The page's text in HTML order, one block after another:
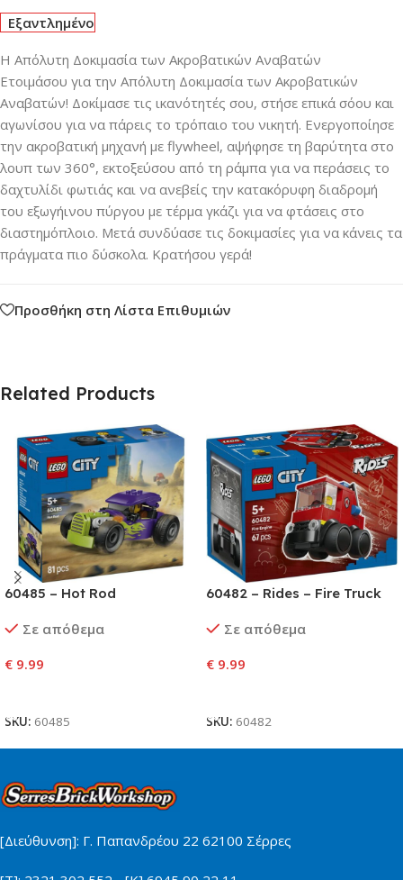
Εξαντλημένο
Η Απόλυτη Δοκιμασία των Ακροβατικών Αναβατών
Ετοιμάσου για την Απόλυτη Δοκιμασία των Ακροβατικών
Αναβατών! Δοκίμασε τις ικανότητές σου, στήσε επικά σόου και
αγωνίσου για να πάρεις το τρόπαιο του νικητή. Ενεργοποίησε
την ακροβατική μηχανή με flywheel, αψήφησε τη βαρύτητα στο
λουπ των 360°, εκτοξεύσου από τη ράμπα για να περάσεις το
δαχτυλίδι φωτιάς και να ανεβείς την κατακόρυφη διαδρομή
του εξωγήινου πύργου με τέρμα γκάζι για να φτάσεις στο
διαστημόπλοιο. Μετά συνδύασε τις δοκιμασίες για να κάνεις τα
πράγματα πιο δύσκολα. Κρατήσου γερά!
Προσθήκη στη Λίστα Επιθυμιών
Related Products
60485 – Hot Rod
Σε απόθεμα
€ 9.99
SKU: 60485
60482 – Rides – Fire Truck
Σε απόθεμα
€ 9.99
SKU: 60482
[Διεύθυνση]: Γ. Παπανδρέου 22 62100 Σέρρες